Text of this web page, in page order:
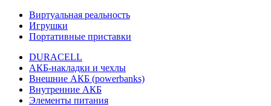
Виртуальная реальность
Игрушки
Портативные приставки
DURACELL
АКБ-накладки и чехлы
Внешние АКБ (powerbanks)
Внутренние АКБ
Элементы питания